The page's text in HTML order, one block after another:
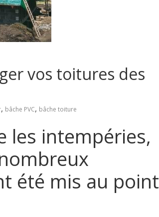
vos toitures des
, bâche PVC, bâche toiture
les intempéries,
été mis au point